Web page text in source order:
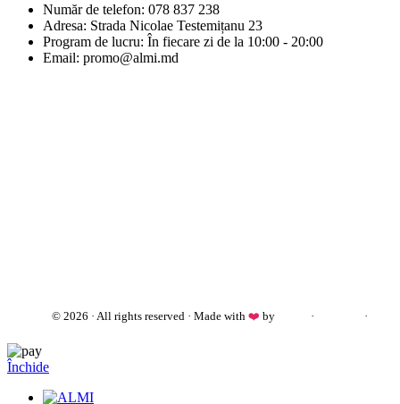
Număr de telefon: 078 837 238
Adresa: Strada Nicolae Testemițanu 23
Program de lucru: În fiecare zi de la 10:00 - 20:00
Email: promo@almi.md
© 2026 · All rights reserved · Made with ❤️ by ·
·
Închide